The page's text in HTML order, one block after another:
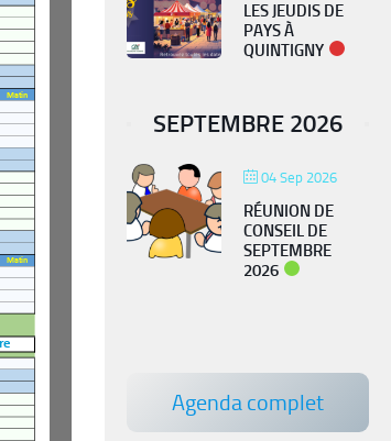
PIÉGEAGE FRELON
ASIATIQUE
LES JEUDIS DE
PAYS À
QUINTIGNY
SEPTEMBRE 2026
04 Sep 2026
RÉUNION DE
CONSEIL DE
SEPTEMBRE
2026
Agenda complet